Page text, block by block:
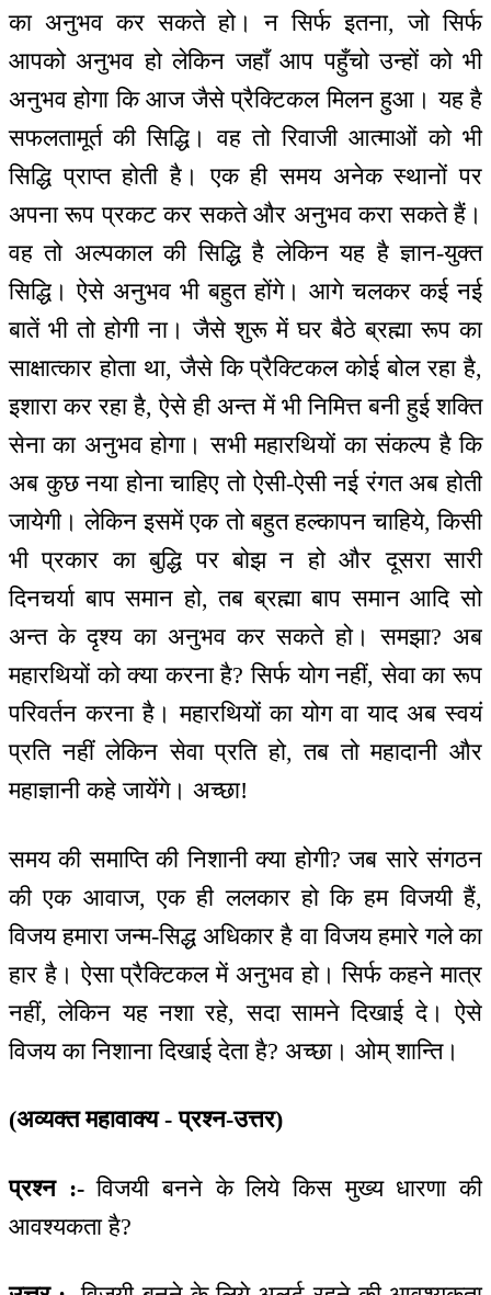
का अनुभव कर सकते हो। न सिर्फ इतना, जो सिर्फ
आपको अनुभव हो लेकिन जहाँ आप पहुँचो उन्हों को भी
अनुभव होगा कि आज जैसे प्रैक्टिकल मिलन हुआ। यह है
सफलतामूर्त की सिद्धि। वह तो रिवाजी आत्माओं को भी
सिद्धि प्राप्त होती है। एक ही समय अनेक स्थानों पर
अपना रूप प्रकट कर सकते और अनुभव करा सकते हैं।
वह तो अल्पकाल की सिद्धि है लेकिन यह है ज्ञान-युक्त
सिद्धि। ऐसे अनुभव भी बहुत होंगे। आगे चलकर कई नई
बातें भी तो होगी ना। जैसे शुरू में घर बैठे ब्रह्मा रूप का
साक्षात्कार होता था, जैसे कि प्रैक्टिकल कोई बोल रहा है,
इशारा कर रहा है, ऐसे ही अन्त में भी निमित्त बनी हुई शक्ति
सेना का अनुभव होगा। सभी महारथियों का संकल्प है कि
अब कुछ नया होना चाहिए तो ऐसी-ऐसी नई रंगत अब होती
जायेगी। लेकिन इसमें एक तो बहुत हल्कापन चाहिये, किसी
भी प्रकार का बुद्धि पर बोझ न हो और दूसरा सारी
दिनचर्या बाप समान हो, तब ब्रह्मा बाप समान आदि सो
अन्त के दृश्य का अनुभव कर सकते हो। समझा? अब
महारथियों को क्या करना है? सिर्फ योग नहीं, सेवा का रूप
परिवर्तन करना है। महारथियों का योग वा याद अब स्वयं
प्रति नहीं लेकिन सेवा प्रति हो, तब तो महादानी और
महाज्ञानी कहे जायेंगे। अच्छा!
समय की समाप्ति की निशानी क्या होगी? जब सारे संगठन
की एक आवाज, एक ही ललकार हो कि हम विजयी हैं,
विजय हमारा जन्म-सिद्ध अधिकार है वा विजय हमारे गले का
हार है। ऐसा प्रैक्टिकल में अनुभव हो। सिर्फ कहने मात्र
नहीं, लेकिन यह नशा रहे, सदा सामने दिखाई दे। ऐसे
विजय का निशाना दिखाई देता है? अच्छा। ओम् शान्ति।
(अव्यक्त महावाक्य - प्रश्न-उत्तर)
प्रश्न :-विजयी बनने के लिये किस मुख्य धारणा की
आवश्यकता है?